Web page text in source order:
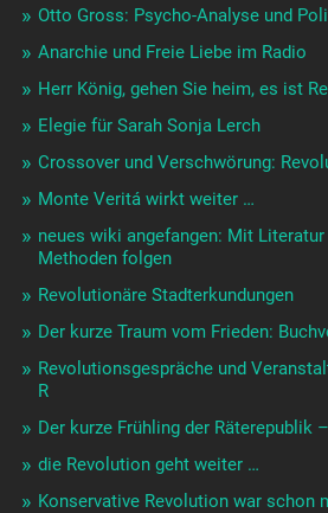
Otto Gross: Psycho-Analyse und
Anarchie und Freie Liebe im Radio
Herr König, gehen Sie heim, es ist
Elegie für Sarah Sonja Lerch
Crossover und Verschwörung:
Monte Veritá wirkt weiter …
neues wiki angefangen: Mit Literatur
Methoden folgen
Revolutionäre Stadterkundungen
Der kurze Traum vom Frieden:
Revolutionsgespräche und
R
Der kurze Frühling der Räterepublik
die Revolution geht weiter …
Konservative Revolution war schon